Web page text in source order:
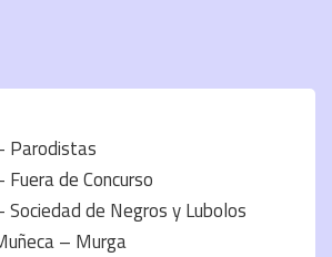
Parodistas
Fuera de Concurso
Sociedad de Negros y Lubolos
– Murga